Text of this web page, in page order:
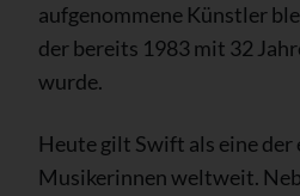
aufgenommene Künstler
der bereits 1983 mit 32
wurde.
Heute gilt Swift als eine
Musikerinnen weltweit.